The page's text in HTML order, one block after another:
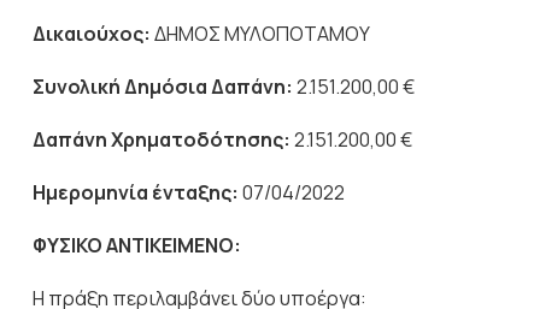
Δικαιούχος: ΔΗΜΟΣ ΜΥΛΟΠΟΤΑΜΟΥ
Συνολική Δημόσια Δαπάνη: 2.151.200,00 €
Δαπάνη Χρηματοδότησης: 2.151.200,00 €
Ημερομηνία ένταξης: 07/04/2022
ΦΥΣΙΚΟ ΑΝΤΙΚΕΙΜΕΝΟ:
Η πράξη περιλαμβάνει δύο υποέργα: